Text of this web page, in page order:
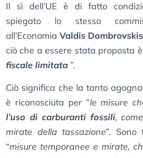
Il sì dell’UE è di fatto
spiegato lo stesso
all’Economia Valdis Dombrovskis
ciò che a essere stata proposta è
fiscale limitata ”.
Ciò significa che la tanto
è riconosciuta per “le misure
l’uso di carburanti fossili,
mirate della tassazione”. Sono
“misure temporanee e mirate,